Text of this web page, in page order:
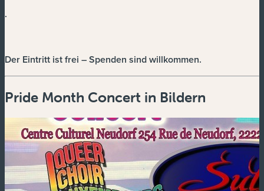
.
Der Eintritt ist frei – Spenden sind willkommen.
Pride Month Concert in Bildern